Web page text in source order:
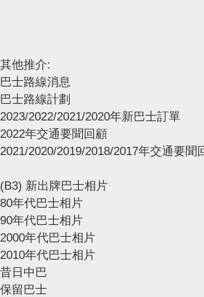
其他推介:
巴士路線消息
巴士路線計劃
2023/2022/2021/2020年新巴士訂單
2022年交通要聞回顧
2021/2020/2019/2018/2017年交通要聞
(B3) 新出牌巴士相片
80年代巴士相片
90年代巴士相片
2000年代巴士相片
2010年代巴士相片
昔日中巴
保留巴士